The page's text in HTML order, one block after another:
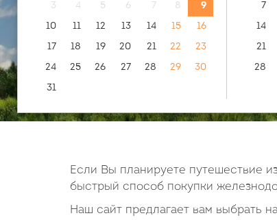
Если Вы планируете путешествие
быстрый способ покупки
Наш сайт предлагает вам выбрать
3
4 5 6 7 8
9
10
11 12 13 14 15
16
17
18 19 20 21 22
23
24
25 26 27 28 29
30
31
7
14
21
28